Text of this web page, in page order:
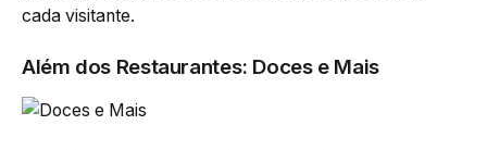
cada visitante.
Além dos Restaurantes: Doces e Mais